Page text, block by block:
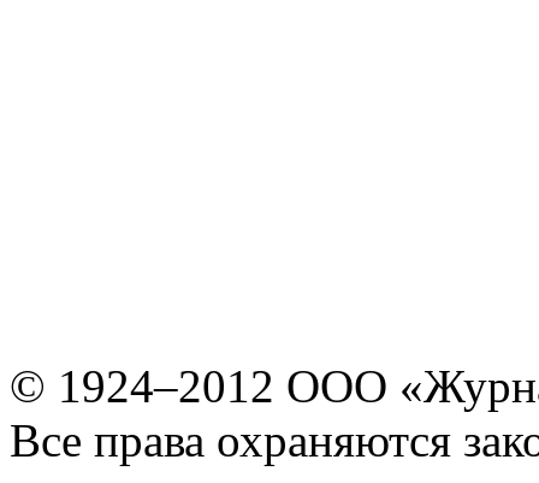
© 1924–2012 ООО
Все права охраняются